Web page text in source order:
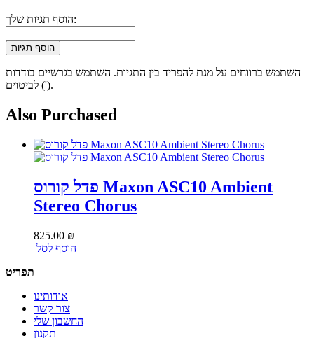
הוסף תגיות שלך:
הוסף תגיות
השתמש ברווחים על מנת להפריד בין התגיות. השתמש בגרשיים בודדות
(') לביטוים.
Also Purchased
פדל קורוס Maxon ASC10 Ambient
Stereo Chorus
825.00 ₪
הוסף לסל
תפריט
אודותינו
צור קשר
החשבון שלי
תקנון